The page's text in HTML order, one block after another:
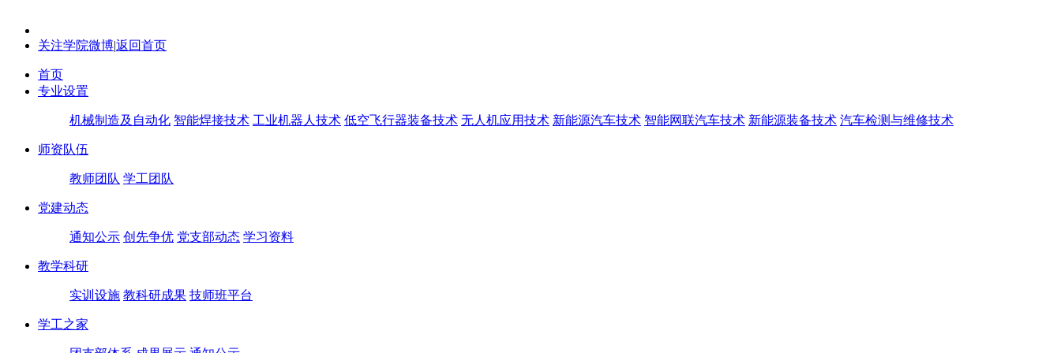
关注学院微博|返回首页
首页
专业设置
机械制造及自动化 智能焊接技术 工业机器人技术 低空飞行器装备技术 无人机应用技术 新能源汽车技术 智能网联汽车技术 新能源装备技术 汽车检测与维修技术
师资队伍
教师团队 学工团队
党建动态
通知公示 创先争优 党支部动态 学习资料
教学科研
实训设施 教科研成果 技师班平台
学工之家